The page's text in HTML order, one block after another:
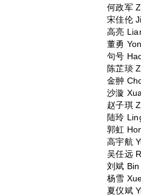
何政军
宋佳伦
高亮
董勇
句号
陈芷琰
金翀
沙漩
赵子琪
陆玲
郭虹
高宇航
吴任远
刘斌 Bin
杨雪
夏仪斌